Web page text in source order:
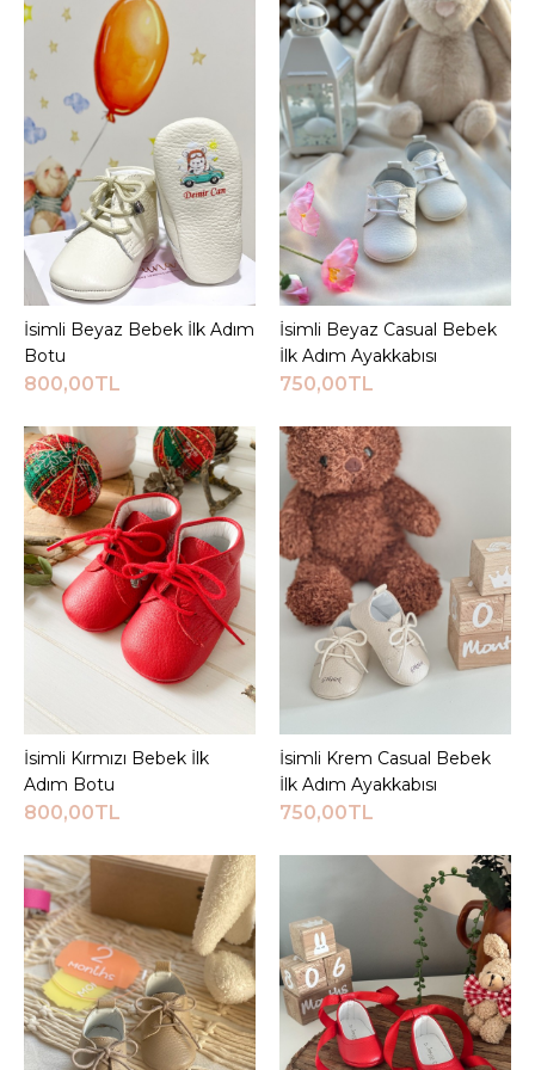
750,00TL
Sepete Ekle
KARŞILAŞTIRMA LISTESINE EKLE
ALIŞVERIŞ LISTESINE EKLE
JEEYMI BABY
Cırtlı Somon Casual
İsimli Bebek İlk Adım
Ayakkabısı
750,00TL
Sepete Ekle
KARŞILAŞTIRMA LISTESINE EKLE
ALIŞVERIŞ LISTESINE EKLE
JEEYMI BABY
Gold Babet İsimli Kız
Bebek Ayakkabısı
750,00TL
Sepete Ekle
KARŞILAŞTIRMA LISTESINE EKLE
ALIŞVERIŞ LISTESINE EKLE
JEEYMI BABY
Gold Cırtlı Beyaz Casual
İsimli Bebek İlk Adım
Ayakkabısı
Sepete Ekle
İsimli Beyaz Bebek İlk Adım
Botu
800,00TL
Sepete Ekle
İsimli Beyaz Casual Bebek
İlk Adım Ayakkabısı
750,00TL
Sepete Ekle
İsimli Kırmızı Bebek İlk
Adım Botu
800,00TL
Sepete Ekle
İsimli Krem Casual Bebek
İlk Adım Ayakkabısı
750,00TL